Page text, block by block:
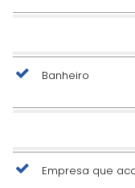
Banheiro
Empresa que